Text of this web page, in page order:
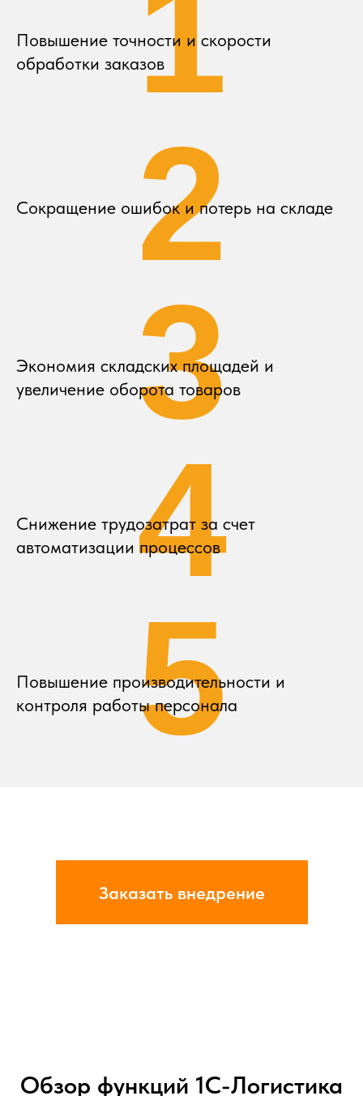
Повышение точности и скорости
обработки заказов
Сокращение ошибок и потерь на складе
2
Экономия складских площадей и
увеличение оборота товаров
3
Снижение трудозатрат за счет
автоматизации процессов
4
Повышение производительности и
контроля работы персонала
5
Заказать внедрение
Обзор функций 1С-Логистика
чтобы обсудить ваш проект.